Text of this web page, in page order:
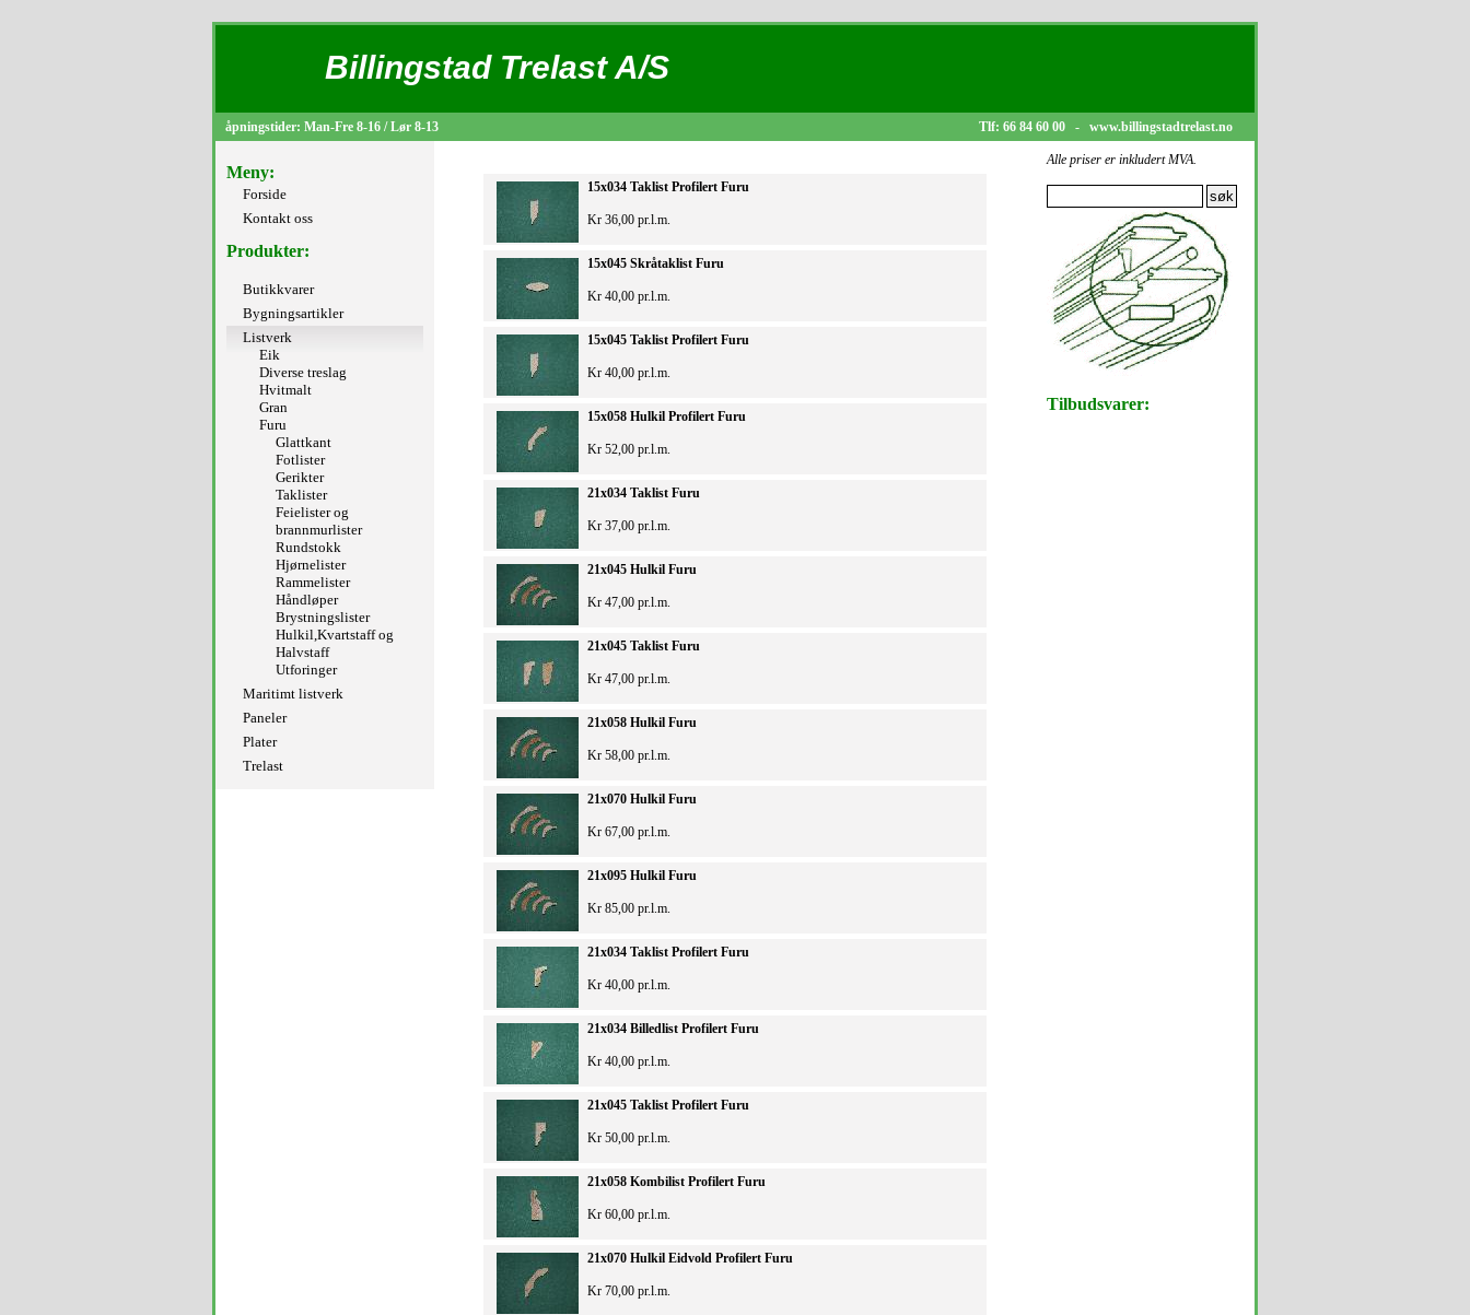
Billingstad Trelast A/S
åpningstider: Man-Fre 8-16 / Lør 8-13 Tlf: 66 84 60 00 - www.billingstadtrelast.no
Meny:
Forside
Kontakt oss
Produkter:
Butikkvarer
Bygningsartikler
Listverk
Eik
Diverse treslag
Hvitmalt
Gran
Furu
Glattkant
Fotlister
Gerikter
Taklister
Feielister og
brannmurlister
Rundstokk
Hjørnelister
Rammelister
Håndløper
Brystningslister
Hulkil,Kvartstaff og
Halvstaff
Utforinger
Maritimt listverk
Paneler
Plater
Trelast
15x034 Taklist Profilert Furu
Kr 36,00 pr.l.m.
15x045 Skråtaklist Furu
Kr 40,00 pr.l.m.
15x045 Taklist Profilert Furu
Kr 40,00 pr.l.m.
15x058 Hulkil Profilert Furu
Kr 52,00 pr.l.m.
21x034 Taklist Furu
Kr 37,00 pr.l.m.
21x045 Hulkil Furu
Kr 47,00 pr.l.m.
21x045 Taklist Furu
Kr 47,00 pr.l.m.
21x058 Hulkil Furu
Kr 58,00 pr.l.m.
21x070 Hulkil Furu
Kr 67,00 pr.l.m.
21x095 Hulkil Furu
Kr 85,00 pr.l.m.
21x034 Taklist Profilert Furu
Kr 40,00 pr.l.m.
21x034 Billedlist Profilert Furu
Kr 40,00 pr.l.m.
21x045 Taklist Profilert Furu
Kr 50,00 pr.l.m.
21x058 Kombilist Profilert Furu
Kr 60,00 pr.l.m.
21x070 Hulkil Eidvold Profilert Furu
Kr 70,00 pr.l.m.
Alle priser er inkludert MVA.
Tilbudsvarer: